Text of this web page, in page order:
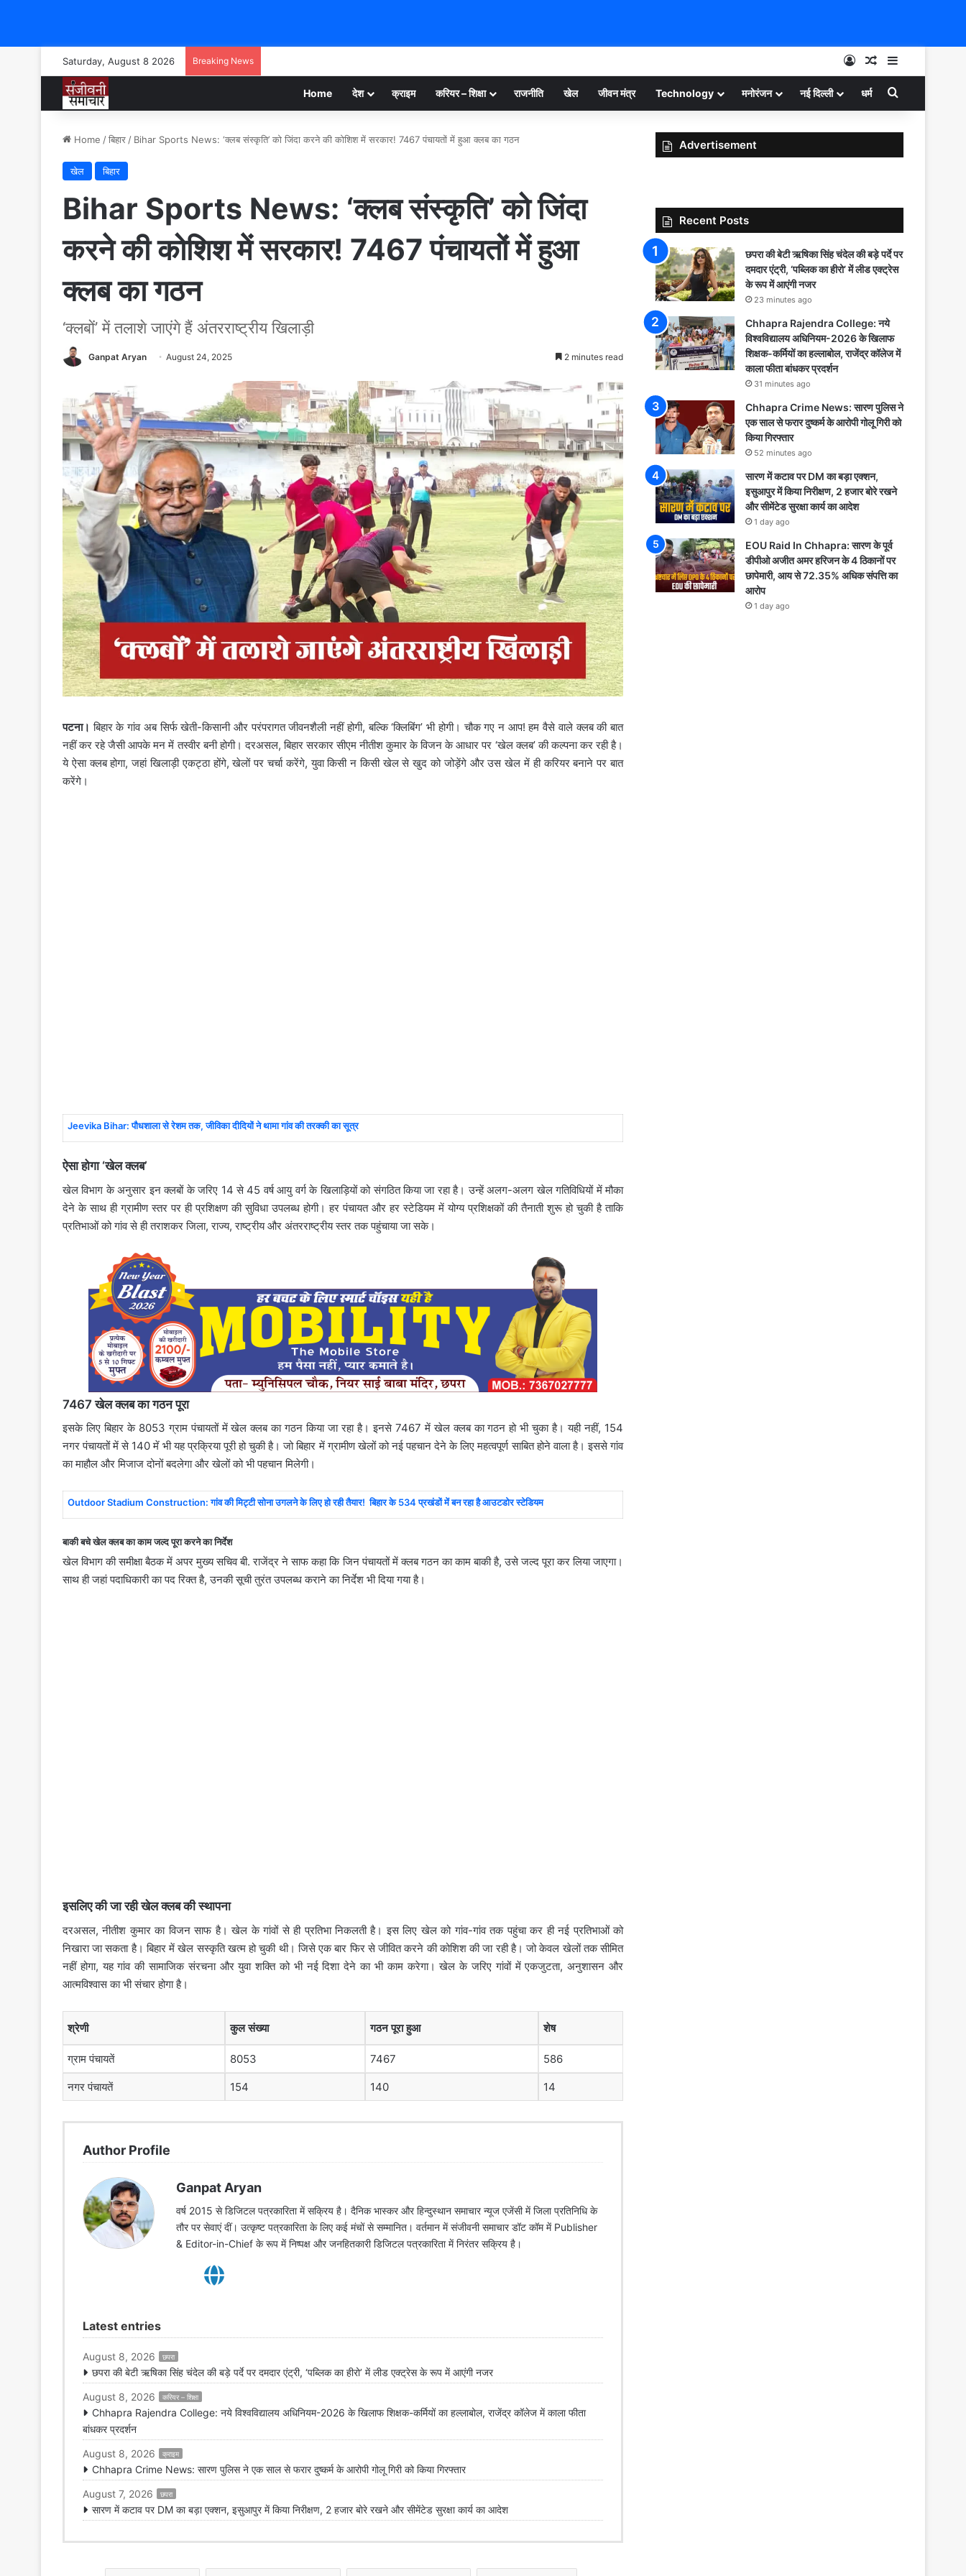
Saturday, August 8 2026 Breaking News Log InRandom Article
Sidebar
Home देश क्राइम करियर – शिक्षा राजनीति खेल जीवन मंत्र Technology मनोरंजन नई दिल्ली धर्म Search for
Home /बिहार / Bihar Sports News: ‘क्‍लब संस्‍कृति’ को जिंदा करने की कोशिश में सरकार! 7467 पंचायतों में हुआ क्‍लब का गठन
खेल बिहार
Bihar Sports News: ‘क्‍लब संस्‍कृति’ को जिंदा
करने की कोशिश में सरकार! 7467 पंचायतों में हुआ
क्‍लब का गठन
‘क्लबों’ में तलाशे जाएंगे हैं अंतरराष्ट्रीय खिलाड़ी
Ganpat Aryan August 24, 2025 2 minutes read
पटना। बिहार के गांव अब सिर्फ खेती-किसानी और परंपरागत जीवनशैली नहीं होगी, बल्कि ‘क्‍लिबिंग’ भी होगी। चौक गए न आप! हम वैसे वाले क्‍लब की बात
नहीं कर रहे जैसी आपके मन में तस्‍वीर बनी होगी। दरअसल, बिहार सरकार सीएम नीतीश कुमार के विजन के आधार पर ‘खेल क्‍लब’ की कल्‍पना कर रही है।
ये ऐसा क्‍लब होगा, जहां खिलाड़ी एकट्ठा होंगे, खेलों पर चर्चा करेंगे, युवा किसी न किसी खेल से खुद को जोड़ेंगे और उस खेल में ही करियर बनाने पर बात
करेंगे।
Jeevika Bihar: पौधशाला से रेशम तक, जीविका दीदियों ने थामा गांव की तरक्की का सूत्र
ऐसा होगा ‘खेल क्‍लब’
खेल विभाग के अनुसार इन क्लबों के जरिए 14 से 45 वर्ष आयु वर्ग के खिलाड़ियों को संगठित किया जा रहा है। उन्हें अलग-अलग खेल गतिविधियों में मौका
देने के साथ ही ग्रामीण स्तर पर ही प्रशिक्षण की सुविधा उपलब्ध होगी। हर पंचायत और हर स्टेडियम में योग्य प्रशिक्षकों की तैनाती शुरू हो चुकी है ताकि
प्रतिभाओं को गांव से ही तराशकर जिला, राज्य, राष्ट्रीय और अंतरराष्ट्रीय स्तर तक पहुंचाया जा सके।
7467 खेल क्लब का गठन पूरा
इसके लिए बिहार के 8053 ग्राम पंचायतों में खेल क्‍लब का गठन किया जा रहा है। इनसे 7467 में खेल क्लब का गठन हो भी चुका है। यही नहीं, 154
नगर पंचायतों में से 140 में भी यह प्रक्रिया पूरी हो चुकी है। जो बिहार में ग्रामीण खेलों को नई पहचान देने के लिए महत्‍वपूर्ण साबित होने वाला है। इससे गांव
का माहौल और मिजाज दोनों बदलेगा और खेलों को भी पहचान मिलेगी।
Outdoor Stadium Construction: गांव की मिट्टी सोना उगलने के लिए हो रही तैयार! बिहार के 534 प्रखंडों में बन रहा है आउटडोर स्टेडियम
बाकी बचे खेल क्‍लब का काम जल्‍द पूरा करने का निर्देश
खेल विभाग की समीक्षा बैठक में अपर मुख्य सचिव बी. राजेंद्र ने साफ कहा कि जिन पंचायतों में क्लब गठन का काम बाकी है, उसे जल्द पूरा कर लिया जाएगा।
साथ ही जहां पदाधिकारी का पद रिक्त है, उनकी सूची तुरंत उपलब्ध कराने का निर्देश भी दिया गया है।
इसलिए की जा रही खेल क्‍लब की स्‍थापना
दरअसल, नीतीश कुमार का विजन साफ है। खेल के गांवों से ही प्रतिभा निकलती है। इस लिए खेल को गांव-गांव तक पहुंचा कर ही नई प्रतिभाओं को
निखारा जा सकता है। बिहार में खेल सस्‍कृति खत्‍म हो चुकी थी। जिसे एक बार फिर से जीवित करने की कोशिश की जा रही है। जो केवल खेलों तक सीमित
नहीं होगा, यह गांव की सामाजिक संरचना और युवा शक्ति को भी नई दिशा देने का भी काम करेगा। खेल के जरिए गांवों में एकजुटता, अनुशासन और
आत्मविश्वास का भी संचार होगा है।
श्रेणी कुल संख्या गठन पूरा हुआ शेष
ग्राम पंचायतें 8053 7467 586
नगर पंचायतें 154 140 14
Author Profile
Ganpat Aryan
वर्ष 2015 से डिजिटल पत्रकारिता में सक्रिय है। दैनिक भास्कर और हिन्दुस्थान समाचार न्यूज एजेंसी में जिला प्रतिनिधि के
तौर पर सेवाएं दीं। उत्कृष्ट पत्रकारिता के लिए कई मंचों से सम्मानित। वर्तमान में संजीवनी समाचार डॉट कॉम में Publisher
& Editor-in-Chief के रूप में निष्पक्ष और जनहितकारी डिजिटल पत्रकारिता में निरंतर सक्रिय है।
Latest entries
August 8, 2026 छपरा
छपरा की बेटी ऋषिका सिंह चंदेल की बड़े पर्दे पर दमदार एंट्री, ‘पब्लिक का हीरो’ में लीड एक्ट्रेस के रूप में आएंगी नजर
August 8, 2026
करियर – शिक्षा
Chhapra Rajendra College: नये विश्वविद्यालय अधिनियम-2026 के खिलाफ शिक्षक-कर्मियों का हल्लाबोल, राजेंद्र कॉलेज में काला फीता
बांधकर प्रदर्शन
August 8, 2026
क्राइम
Chhapra Crime News: सारण पुलिस ने एक साल से फरार दुष्कर्म के आरोपी गोलू गिरी को किया गिरफ्तार
August 7, 2026
छपरा
सारण में कटाव पर DM का बड़ा एक्शन, इसुआपुर में किया निरीक्षण, 2 हजार बोरे रखने और सीमेंटेड सुरक्षा कार्य का आदेश
Advertisement
Recent Posts
छपरा की बेटी ऋषिका सिंह चंदेल की बड़े पर्दे पर
दमदार एंट्री, ‘पब्लिक का हीरो’ में लीड एक्ट्रेस
के रूप में आएंगी नजर
23 minutes ago
Chhapra Rajendra College: नये
विश्वविद्यालय अधिनियम-2026 के खिलाफ
शिक्षक-कर्मियों का हल्लाबोल, राजेंद्र कॉलेज में
काला फीता बांधकर प्रदर्शन
31 minutes ago
Chhapra Crime News: सारण पुलिस ने
एक साल से फरार दुष्कर्म के आरोपी गोलू गिरी को
किया गिरफ्तार
52 minutes ago
सारण में कटाव पर DM का बड़ा एक्शन,
इसुआपुर में किया निरीक्षण, 2 हजार बोरे रखने
और सीमेंटेड सुरक्षा कार्य का आदेश
1 day ago
EOU Raid In Chhapra: सारण के पूर्व
डीपीओ अजीत अमर हरिजन के 4 ठिकानों पर
छापेमारी, आय से 72.35% अधिक संपत्ति का
आरोप
1 day ago